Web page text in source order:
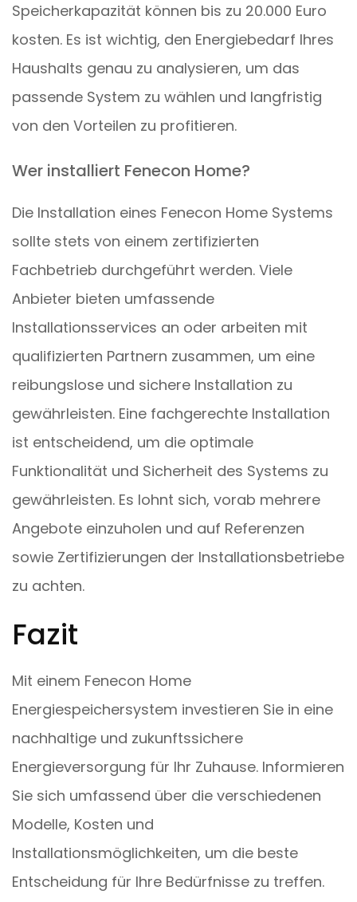
Speicherkapazität können bis zu 20.000 Euro
kosten. Es ist wichtig, den Energiebedarf Ihres
Haushalts genau zu analysieren, um das
passende System zu wählen und langfristig
von den Vorteilen zu profitieren.
Wer installiert Fenecon Home?
Die Installation eines Fenecon Home Systems
sollte stets von einem zertifizierten
Fachbetrieb durchgeführt werden. Viele
Anbieter bieten umfassende
Installationsservices an oder arbeiten mit
qualifizierten Partnern zusammen, um eine
reibungslose und sichere Installation zu
gewährleisten. Eine fachgerechte Installation
ist entscheidend, um die optimale
Funktionalität und Sicherheit des Systems zu
gewährleisten. Es lohnt sich, vorab mehrere
Angebote einzuholen und auf Referenzen
sowie Zertifizierungen der Installationsbetriebe
zu achten.
Fazit
Mit einem Fenecon Home
Energiespeichersystem investieren Sie in eine
nachhaltige und zukunftssichere
Energieversorgung für Ihr Zuhause. Informieren
Sie sich umfassend über die verschiedenen
Modelle, Kosten und
Installationsmöglichkeiten, um die beste
Entscheidung für Ihre Bedürfnisse zu treffen.